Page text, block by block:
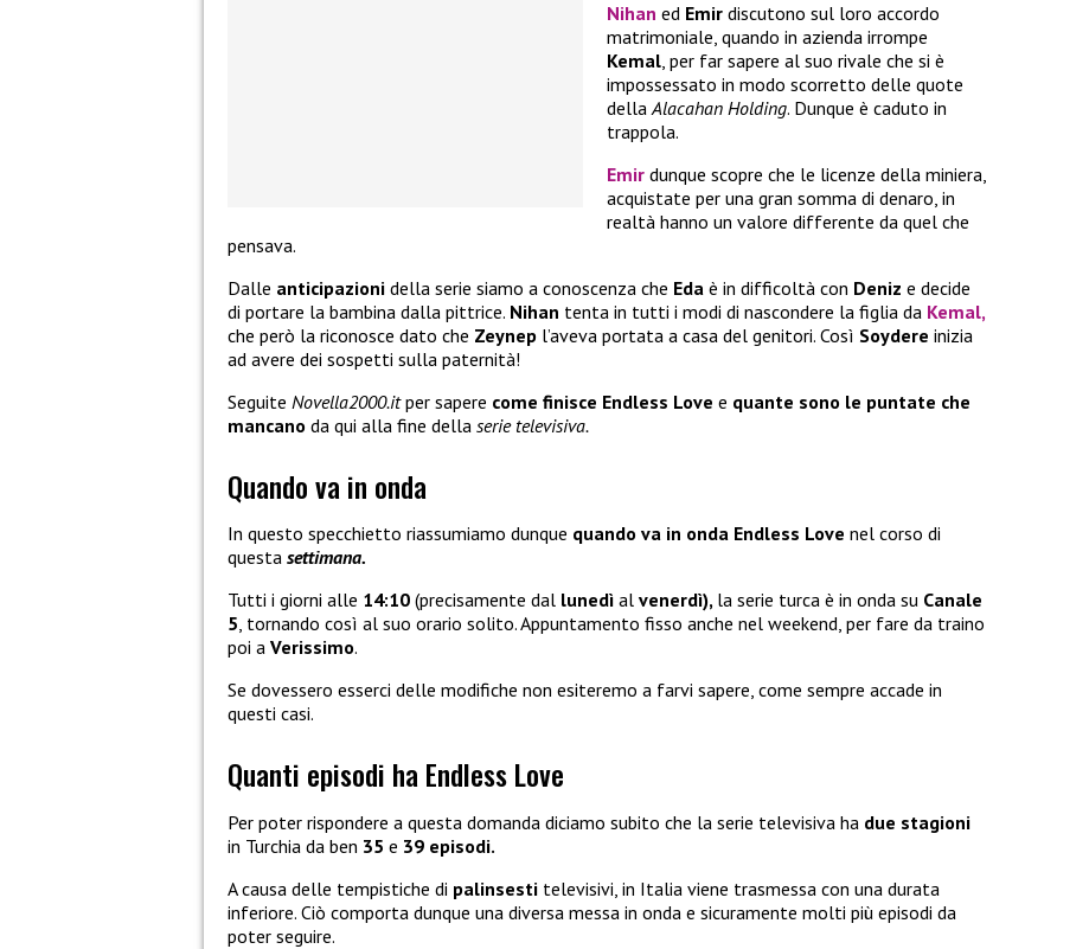
Nihan ed Emir discutono sul loro accordo
matrimoniale, quando in azienda irrompe
Kemal, per far sapere al suo rivale che si è
impossessato in modo scorretto delle quote
dellaAlacahan Holding. Dunque è caduto in
trappola.
Emir dunque scopre che le licenze della miniera,
acquistate per una gran somma di denaro, in
realtà hanno un valore differente da quel che
pensava.
Dalle anticipazioni della serie siamo a conoscenza che Eda è in difficoltà con Deniz e decide
di portare la bambina dalla pittrice. Nihan tenta in tutti i modi di nascondere la figlia da Kemal,
che però la riconosce dato che Zeynep l’aveva portata a casa del genitori. Così Soydere inizia
ad avere dei sospetti sulla paternità!
Seguite Novella2000.itper sapere come finisce Endless Love e quante sono le puntate che
mancano da qui alla fine della serie televisiva.
Quando va in onda
In questo specchietto riassumiamo dunque quando va in onda Endless Love nel corso di
questa settimana.
Tutti i giorni alle 14:10 (precisamente dal lunedì al venerdì), la serie turca è in onda su Canale
5, tornando così al suo orario solito. Appuntamento fisso anche nel weekend, per fare da traino
poi a Verissimo.
Se dovessero esserci delle modifiche non esiteremo a farvi sapere, come sempre accade in
questi casi.
Quanti episodi ha Endless Love
Per poter rispondere a questa domanda diciamo subito che la serie televisiva ha due stagioni
in Turchia da ben 35 e 39 episodi.
A causa delle tempistiche di palinsesti televisivi, in Italia viene trasmessa con una durata
inferiore. Ciò comporta dunque una diversa messa in onda e sicuramente molti più episodi da
poter seguire.